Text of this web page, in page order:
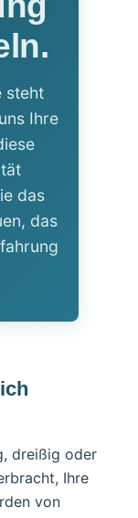
steht
Ihre
das
das
dreißig oder
Ihre
von